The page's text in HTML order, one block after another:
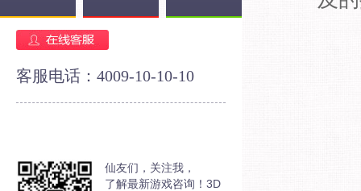
客服电话：4009-10-10-10
仙友们，关注我，
了解最新游戏咨询！3D